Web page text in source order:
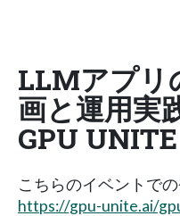
LLMアプリ
画と運用実
GPU
こちらのイベントで
https://gpu-unite.ai/